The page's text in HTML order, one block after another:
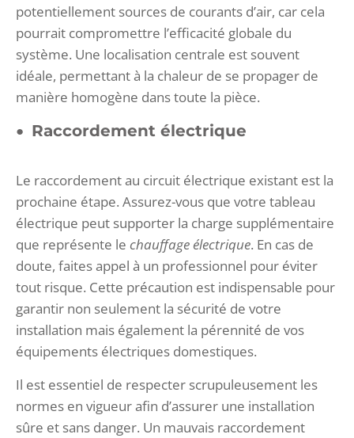
potentiellement sources de courants d’air, car cela
pourrait compromettre l’efficacité globale du
système. Une localisation centrale est souvent
idéale, permettant à la chaleur de se propager de
manière homogène dans toute la pièce.
Raccordement électrique
Le raccordement au circuit électrique existant est la
prochaine étape. Assurez-vous que votre tableau
électrique peut supporter la charge supplémentaire
que représente le chauffage électrique. En cas de
doute, faites appel à un professionnel pour éviter
tout risque. Cette précaution est indispensable pour
garantir non seulement la sécurité de votre
installation mais également la pérennité de vos
équipements électriques domestiques.
Il est essentiel de respecter scrupuleusement les
normes en vigueur afin d’assurer une installation
sûre et sans danger. Un mauvais raccordement